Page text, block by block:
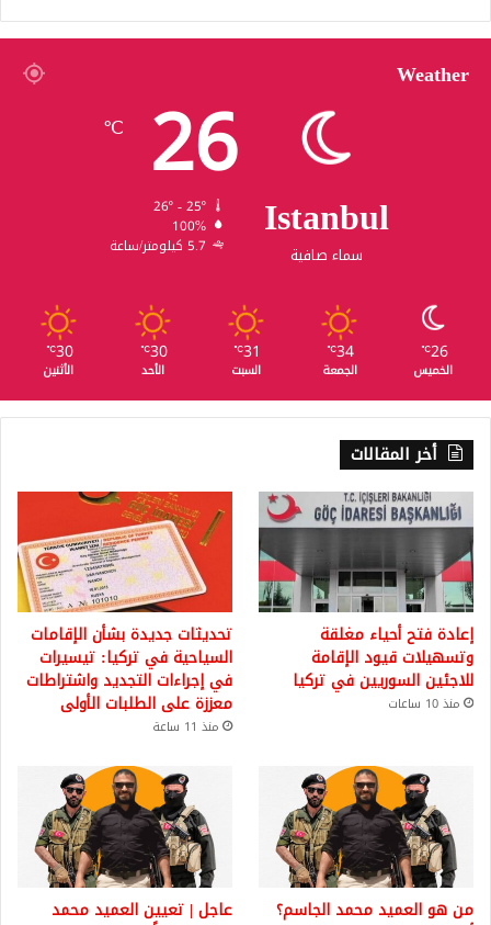
Weather
Istanbul
سماء صافية
26
℃
26º - 25º
100%
5.7 كيلومتر/ساعة
26
℃
الخميس
34
℃
الجمعة
31
℃
السبت
30
℃
الأحد
30
℃
الأثنين
أخر المقالات
إعادة فتح أحياء مغلقة
وتسهيلات قيود الإقامة
للاجئين السوريين في تركيا
منذ 10 ساعات
تحديثات جديدة بشأن الإقامات
السياحية في تركيا: تيسيرات
في إجراءات التجديد واشتراطات
معززة على الطلبات الأولى
منذ 11 ساعة
من هو العميد محمد الجاسم؟ عاجل | تعيين العميد محمد